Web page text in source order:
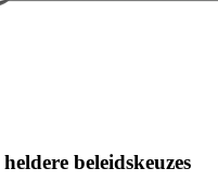
beleidskeuzes